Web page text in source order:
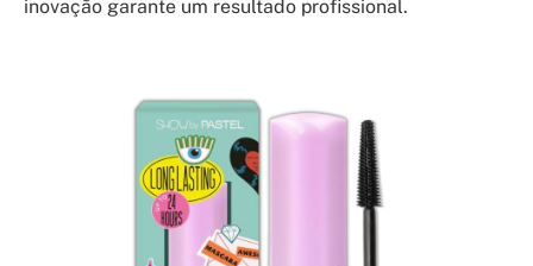
inovação garante um resultado profissional.